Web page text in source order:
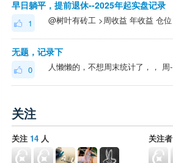
早日躺平，提前退休--2025年起实盘记录
1
无题，记录下
0
关注
关注 14 人 关注者